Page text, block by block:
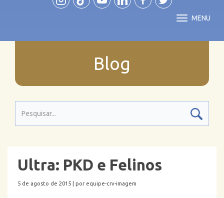
MENU
Blog
Ultra: PKD e Felinos
5 de agosto de 2015 | por equipe-crv-imagem